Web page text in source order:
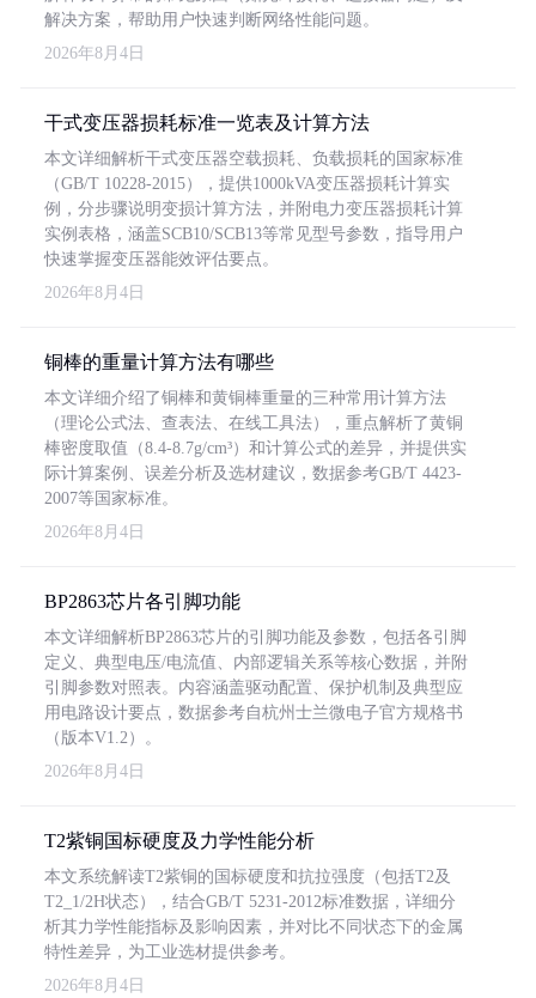
解决方案，帮助用户快速判断网络性能问题。
2026年8月4日
干式变压器损耗标准一览表及计算方法
本文详细解析干式变压器空载损耗、负载损耗的国家标准
（GB/T 10228-2015），提供1000kVA变压器损耗计算实
例，分步骤说明变损计算方法，并附电力变压器损耗计算
实例表格，涵盖SCB10/SCB13等常见型号参数，指导用户
快速掌握变压器能效评估要点。
2026年8月4日
铜棒的重量计算方法有哪些
本文详细介绍了铜棒和黄铜棒重量的三种常用计算方法
（理论公式法、查表法、在线工具法），重点解析了黄铜
棒密度取值（8.4-8.7g/cm³）和计算公式的差异，并提供实
际计算案例、误差分析及选材建议，数据参考GB/T 4423-
2007等国家标准。
2026年8月4日
BP2863芯片各引脚功能
本文详细解析BP2863芯片的引脚功能及参数，包括各引脚
定义、典型电压/电流值、内部逻辑关系等核心数据，并附
引脚参数对照表。内容涵盖驱动配置、保护机制及典型应
用电路设计要点，数据参考自杭州士兰微电子官方规格书
（版本V1.2）。
2026年8月4日
T2紫铜国标硬度及力学性能分析
本文系统解读T2紫铜的国标硬度和抗拉强度（包括T2及
T2_1/2H状态），结合GB/T 5231-2012标准数据，详细分
析其力学性能指标及影响因素，并对比不同状态下的金属
特性差异，为工业选材提供参考。
2026年8月4日